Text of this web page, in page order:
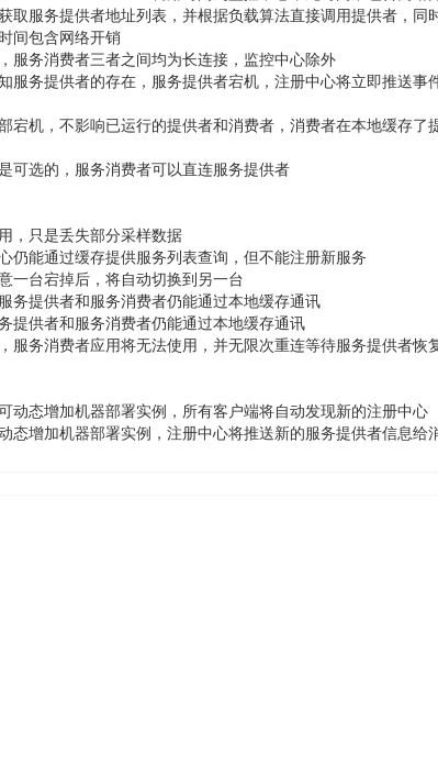
取服务提供者地址列表，并根据负载算法直接调用提供者，同
间包含网络开销
服务消费者三者之间均为长连接，监控中心除外
服务提供者的存在，服务提供者宕机，注册中心将立即推送事
宕机，不影响已运行的提供者和消费者，消费者在本地缓存了
可选的，服务消费者可以直连服务提供者
，只是丢失部分采样数据
仍能通过缓存提供服务列表查询，但不能注册新服务
一台宕掉后，将自动切换到另一台
务提供者和服务消费者仍能通过本地缓存通讯
提供者和服务消费者仍能通过本地缓存通讯
服务消费者应用将无法使用，并无限次重连等待服务提供者恢
动态增加机器部署实例，所有客户端将自动发现新的注册中心
态增加机器部署实例，注册中心将推送新的服务提供者信息给